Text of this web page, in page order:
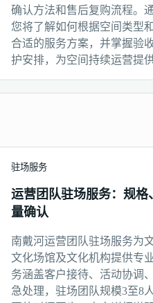
确认方法和售后复购流程。
您将了解如何根据空间类型
合适的服务方案，并掌握验
护安排，为空间持续运营提
驻场服务
运营团队驻场服务：规格
量确认
南戴河运营团队驻场服务为
文化场馆及文化机构提供专
务涵盖客户接待、活动协调
急处理，驻场团队规模3至8